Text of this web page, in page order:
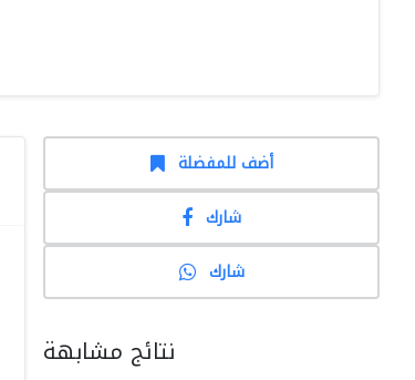
أضف للمفضلة
شارك
شارك
نتائج مشابهة